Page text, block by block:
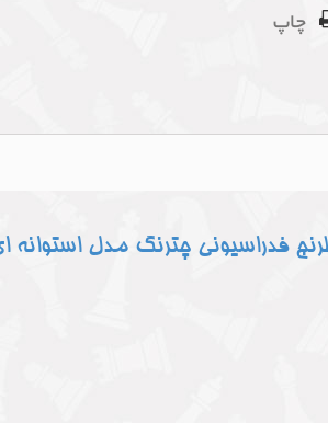
چاپ
فدراسیونی چترنگ مدل استوانه